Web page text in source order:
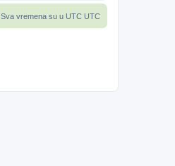
Sva vremena su u UTC UTC